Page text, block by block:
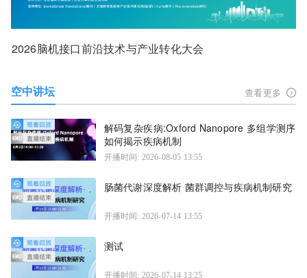
2026脑机接口前沿技术与产业转化大会
空中讲坛 查看更多
解码复杂疾病:Oxford Nanopore 多组学测序
如何揭示疾病机制
开播时间: 2026-08-05 13:55
肠菌代谢深度解析 菌群调控与疾病机制研究
开播时间: 2026-07-14 13:55
测试
开播时间: 2026-07-14 13:25